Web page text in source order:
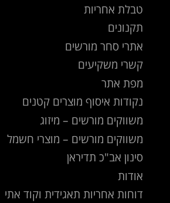
טבלת אחריות
תקנונים
אתרי סחר מורשים
קשרי משקיעים
מפת אתר
נקודות איסוף מוצרים קטנים
משווקים מורשים – מיזוג
משווקים מורשים – מוצרי חשמל
סינון אב"כ תדיראן
אודות
דוחות אחריות תאגידית וקוד אתי